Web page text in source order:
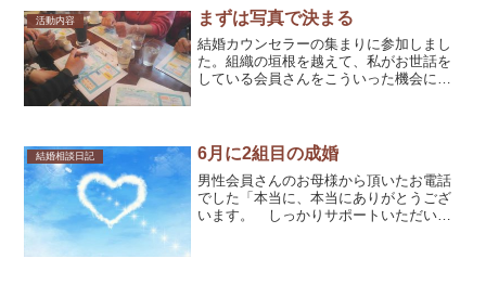
人、静かに肩を落とす誠実な40代前半の
男性会員様の声に、耳...
活動内容 まずは写真で決まる
結婚カウンセラーの集まりに参加しまし
た。組織の垣根を越えて、私がお世話を
している会員さんをこういった機会に宣
員さんに、お見合いをセ...
結婚相談日記 6月に2組目の成婚
男性会員さんのお母様から頂いたお電話
でした「本当に、本当にありがとうござ
います。 しっかりサポートいただい